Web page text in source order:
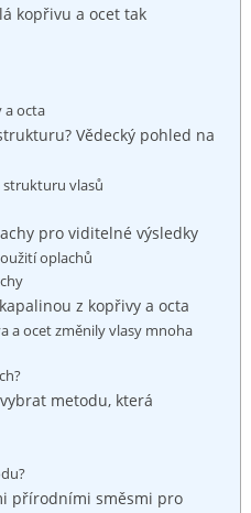
kopřivu a ocet tak
a octa
Vědecký pohled na
vlasů
pro viditelné ​výsledky
oplachů
z kopřivy‍ a octa
a ocet změnily ⁣vlasy mnoha
metodu, ‍která
přírodními směsmi ⁢pro